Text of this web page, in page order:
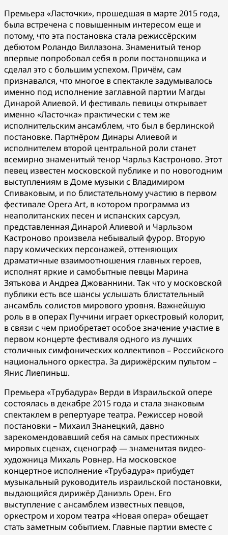
Премьера «Ласточки», прошедшая в марте 2015 года,
была встречена с повышенным интересом еще и
потому, что эта постановка стала режиссёрским
дебютом Роландо Виллазона. Знаменитый тенор
впервые попробовал себя в роли постановщика и
сделал это с большим успехом. Причём, сам
признавался, что многое в спектакле задумывалось
именно под исполнение заглавной партии Магды
Динарой Алиевой. И фестиваль певицы открывает
именно «Ласточка» практически с тем же
исполнительским ансамблем, что был в берлинской
постановке. Партнёром Динары Алиевой и
исполнителем второй центральной роли станет
всемирно знаменитый тенор Чарльз Кастроново. Этот
певец известен московской публике и по новогодним
выступлениям в Доме музыки с Владимиром
Спиваковым, и по блистательному участию в первом
фестивале Opera Art, в котором программа из
неаполитанских песен и испанских сарсуэл,
представленная Динарой Алиевой и Чарльзом
Кастроново произвела небывалый фурор. Вторую
пару комических персонажей, оттеняющих
драматичные взаимоотношения главных героев,
исполнят яркие и самобытные певцы Марина
Зятькова и Андреа Джованнини. Так что у московской
публики есть все шансы услышать блистательный
ансамбль солистов мирового уровня. Важнейшую
роль в в операх Пуччини играет оркестровый колорит,
в связи с чем приобретает особое значение участие в
первом концерте фестиваля одного из лучших
столичных симфонических коллективов – Российского
национального оркестра. За дирижёрским пультом –
Янис Лиепиньш.
Премьера «Трубадура» Верди в Израильской опере
состоялась в декабре 2015 года и стала знаковым
спектаклем в репертуаре театра. Режиссер новой
постановки – Михаил Знанецкий, давно
зарекомендовавший себя на самых престижных
мировых сценах, сценограф — знаменитая видео-
художница Михаль Ровнер. На московское
концертное исполнение «Трубадура» прибудет
музыкальный руководитель израильской постановки,
выдающийся дирижёр Даниэль Орен. Его
выступление с ансамблем известных певцов,
оркестром и хором театра «Новая опера» обещает
стать заметным событием. Главные партии вместе с